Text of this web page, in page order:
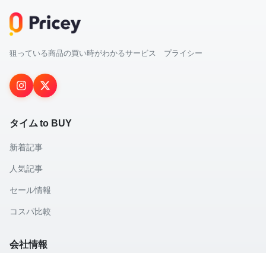
狙っている商品の買い時がわかるサービス プライシー
タイム to BUY
新着記事
人気記事
セール情報
コスパ比較
会社情報